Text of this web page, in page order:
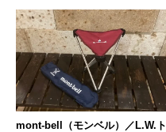
mont-bell（モンベル）／L.W.ト